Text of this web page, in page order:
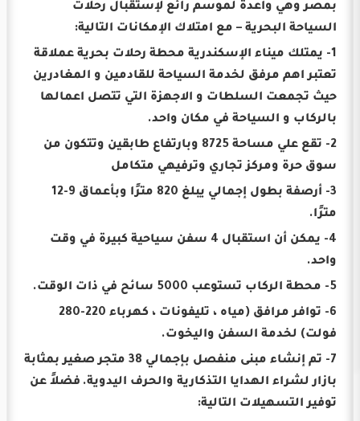
بمصر وهي واعدة لموسم رائع لإستقبال رحلات
السياحة البحرية – مع امتلاك الإمكانات التالية:
1- يمتلك ميناء الإسكندرية محطة رحلات بحرية عملاقة
تعتبر اهم مرفق لخدمة السياحة للقادمين و المغادرين
حيث تجمعت السلطات و الاجهزة التي تتصل اعمالها
بالركاب و السياحة في مكان واحد.
2- تقع علي مساحة 8725 وبارتفاع طابقين وتتكون من
سوق حرة ومركز تجاري وترفيهي متكامل
3- أرصفة بطول إجمالي يبلغ 820 مترًا وبأعماق 9-12
مترًا.
4- يمكن أن استقبال 4 سفن سياحية كبيرة في وقت
واحد.
5- محطة الركاب تستوعب 5000 سائح في ذات الوقت.
6- توافر مرافق (مياه ، تليفونات ، كهرباء 220-280
فولت) لخدمة السفن واليخوت.
7- تم إنشاء مبنى منفصل بإجمالي 38 متجر صغير بمثابة
بازار لشراء الهدايا التذكارية والحرف اليدوية. فضلاً عن
توفير التسهيلات التالية: